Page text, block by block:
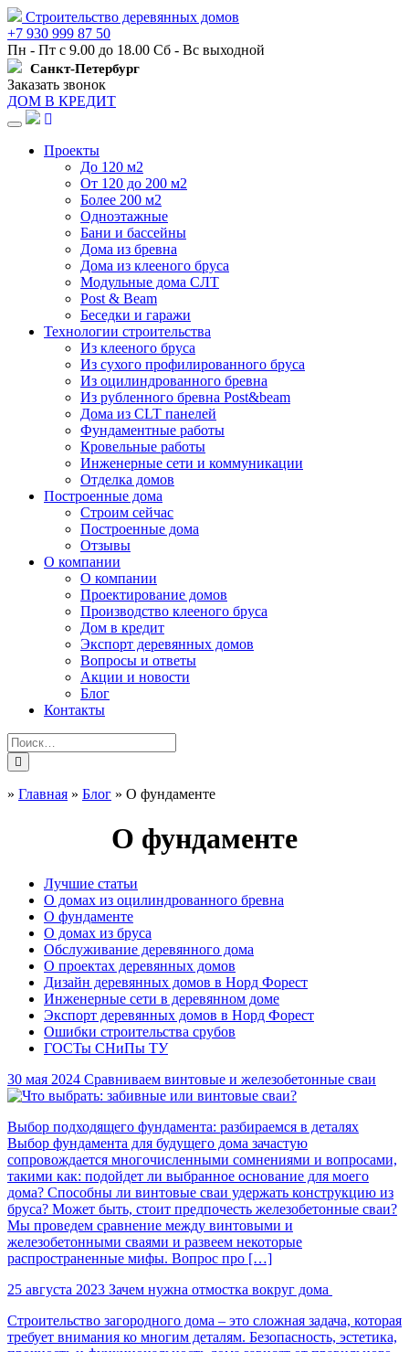
Строительство деревянных домов
+7 930 999 87 50
Пн - Пт с 9.00 до 18.00 Сб - Вс выходной
Санкт-Петербург
Заказать звонок
ДОМ В КРЕДИТ
Навигация
Проекты
До 120 м2
От 120 до 200 м2
Более 200 м2
Одноэтажные
Бани и бассейны
Дома из бревна
Дома из клееного бруса
Модульные дома СЛТ
Post & Beam
Беседки и гаражи
Технологии строительства
Из клееного бруса
Из сухого профилированного бруса
Из оцилиндрованного бревна
Из рубленного бревна Post&beam
Дома из CLT панелей
Фундаментные работы
Кровельные работы
Инженерные сети и коммуникации
Отделка домов
Построенные дома
Строим сейчас
Построенные дома
Отзывы
О компании
О компании
Проектирование домов
Производство клееного бруса
Дом в кредит
Экспорт деревянных домов
Вопросы и ответы
Акции и новости
Блог
Контакты
» Главная » Блог » О фундаменте
О фундаменте
Лучшие статьи
О домах из оцилиндрованного бревна
О фундаменте
О домах из бруса
Обслуживание деревянного дома
О проектах деревянных домов
Дизайн деревянных домов в Норд Форест
Инженерные сети в деревянном доме
Экспорт деревянных домов в Норд Форест
Ошибки строительства срубов
ГОСТы СНиПы ТУ
30 мая 2024 Сравниваем винтовые и железобетонные сваи
Выбор подходящего фундамента: разбираемся в деталях
Выбор фундамента для будущего дома зачастую
сопровождается многочисленными сомнениями и вопросами,
такими как: подойдет ли выбранное основание для моего
дома? Способны ли винтовые сваи удержать конструкцию из
бруса? Может быть, стоит предпочесть железобетонные сваи?
Мы проведем сравнение между винтовыми и
железобетонными сваями и развеем некоторые
распространенные мифы. Вопрос про […]
25 августа 2023 Зачем нужна отмостка вокруг дома
Строительство загородного дома – это сложная задача, которая
требует внимания ко многим деталям. Безопасность, эстетика,